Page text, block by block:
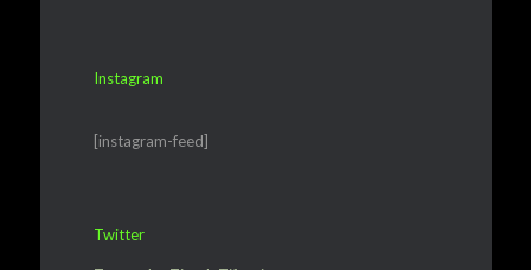
Instagram
[instagram-feed]
Twitter